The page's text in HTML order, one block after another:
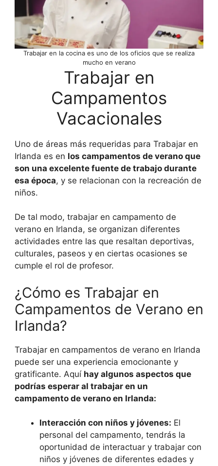
Trabajar en la cocina es uno de los oficios que se realiza
mucho en verano
Trabajar en
Campamentos
Vacacionales
Uno de áreas más requeridas para Trabajar en
Irlanda es en los campamentos de verano que
son una excelente fuente de trabajo durante
esa época, y se relacionan con la recreación de
niños.
De tal modo, trabajar en campamento de
verano en Irlanda, se organizan diferentes
actividades entre las que resaltan deportivas,
culturales, paseos y en ciertas ocasiones se
cumple el rol de profesor.
¿Cómo es Trabajar en
Campamentos de Verano en
Irlanda?
Trabajar en campamentos de verano en Irlanda
puede ser una experiencia emocionante y
gratificante. Aquí hay algunos aspectos que
podrías esperar al trabajar en un
campamento de verano en Irlanda:
Interacción con niños y jóvenes: El
personal del campamento, tendrás la
oportunidad de interactuar y trabajar con
niños y jóvenes de diferentes edades y